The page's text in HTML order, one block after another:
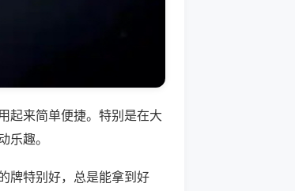
起来简单便捷。特别是在大
趣。
牌特别好，总是能拿到好